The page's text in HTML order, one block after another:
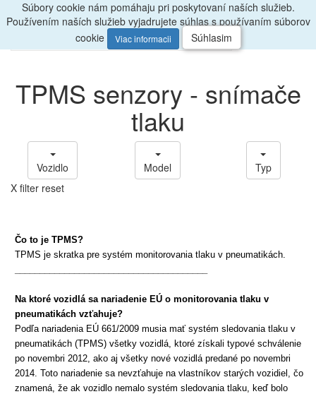
Radiporadíme, zavolajte047/4397722
Menu
0
TPMS senzory - snímače
tlaku
Vozidlo Model
Typ
X filter reset
Čo to je TPMS?
TPMS je skratka pre systém monitorovania tlaku v pneumatikách.
Na ktoré vozidlá sa nariadenie EÚ o monitorovania tlaku v
pneumatikách vzťahuje?
Podľa nariadenia EÚ 661/2009 musia mať systém sledovania tlaku v
pneumatikách (TPMS) všetky vozidlá, ktoré získali typové schválenie
po novembri 2012, ako aj všetky nové vozidlá predané po novembri
2014. Toto nariadenie sa nevzťahuje na vlastníkov starých vozidiel, čo
znamená, že ak vozidlo nemalo systém sledovania tlaku, keď bolo
Súbory cookie nám pomáhaju pri poskytovaní naších služieb.
Používením naších služieb vyjadrujete súhlas s používaním súborov
cookie
Viac informacii Súhlasim